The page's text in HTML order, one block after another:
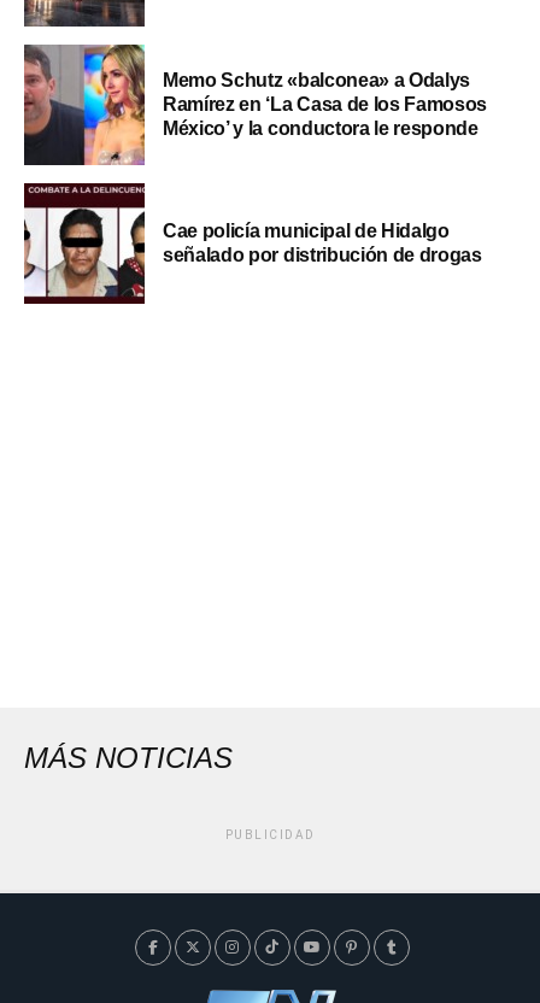
Memo Schutz «balconea» a Odalys
Ramírez en ‘La Casa de los Famosos
México’ y la conductora le responde
Cae policía municipal de Hidalgo
señalado por distribución de drogas
MÁS NOTICIAS
PUBLICIDAD